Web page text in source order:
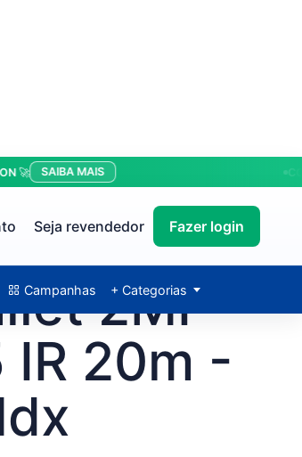
SAIBA MAIS
Seja revendedor Fazer login
Campanhas + Categorias
2MP
IR 20m -